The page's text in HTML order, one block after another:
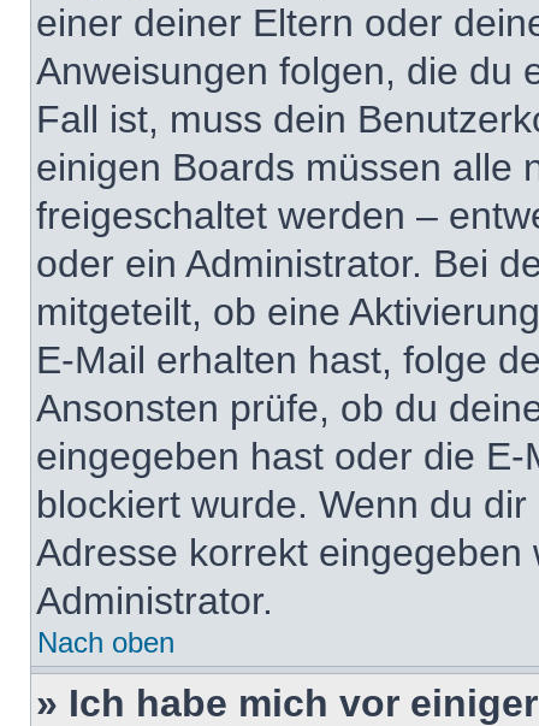
einer deiner Eltern oder
Anweisungen folgen, die du
Fall ist, muss dein
einigen Boards müssen alle
freigeschaltet werden –
oder ein Administrator. Bei
mitgeteilt, ob eine
E-Mail erhalten hast, folge
Ansonsten prüfe, ob du
eingegeben hast oder die
blockiert wurde. Wenn du
Adresse korrekt
Administrator.
Nach oben
» Ich habe mich vor